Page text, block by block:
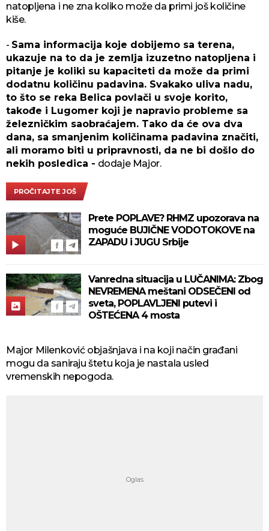
natopljena i ne zna koliko može da primi još količine
kiše.
- Sama informacija koje dobijemo sa terena,
ukazuje na to da je zemlja izuzetno natopljena i
pitanje je koliki su kapaciteti da može da primi
dodatnu količinu padavina. Svakako uliva nadu,
to što se reka Belica povlači u svoje korito,
takođe i Lugomer koji je napravio probleme sa
železničkim saobraćajem. Tako da će ova dva
dana, sa smanjenim količinama padavina značiti,
ali moramo biti u pripravnosti, da ne bi došlo do
nekih posledica - dodaje Major.
PROČITAJTE JOŠ
Prete POPLAVE? RHMZ upozorava na
moguće BUJIČNE VODOTOKOVE na
ZAPADU i JUGU Srbije
Vanredna situacija u LUČANIMA: Zbog
NEVREMENA meštani ODSEČENI od
sveta, POPLAVLJENI putevi i
OŠTEĆENA 4 mosta
Major Milenković objašnjava i na koji način građani
mogu da saniraju štetu koja je nastala usled
vremenskih nepogoda.